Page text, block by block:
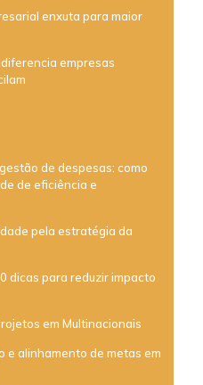
enxuta para maior
empresas
de despesas: como
de eficiência e
pela estratégia da
dicas para reduzir impacto
em Multinacionais
e alinhamento de metas em